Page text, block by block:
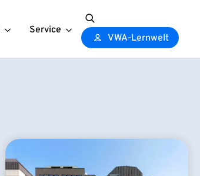
Service
Search
for:
VWA-Lernwelt